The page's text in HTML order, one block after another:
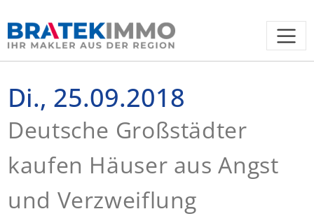
Di., 25.09.2018
Deutsche Großstädter
kaufen Häuser aus Angst
und Verzweiflung